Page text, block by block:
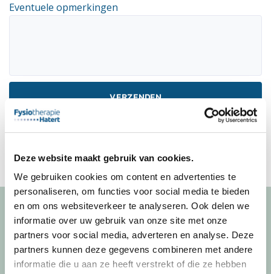
Deze website maakt gebruik van cookies.
We gebruiken cookies om content en advertenties te
personaliseren, om functies voor social media te bieden
en om ons websiteverkeer te analyseren. Ook delen we
informatie over uw gebruik van onze site met onze
partners voor social media, adverteren en analyse. Deze
partners kunnen deze gegevens combineren met andere
informatie die u aan ze heeft verstrekt of die ze hebben
Eventuele opmerkingen
Ons privacystatement is van toepassing
Fysiotherapie Hatert